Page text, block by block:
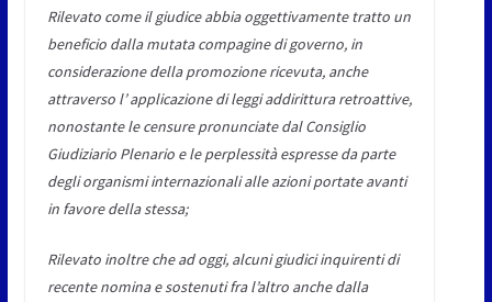
Rilevato come il giudice abbia oggettivamente tratto un
beneficio dalla mutata compagine di governo, in
considerazione della promozione ricevuta, anche
attraverso l’ applicazione di leggi addirittura retroattive,
nonostante le censure pronunciate dal Consiglio
Giudiziario Plenario e le perplessità espresse da parte
degli organismi internazionali alle azioni portate avanti
in favore della stessa;
Rilevato inoltre che ad oggi, alcuni giudici inquirenti di
recente nomina e sostenuti fra l’altro anche dalla